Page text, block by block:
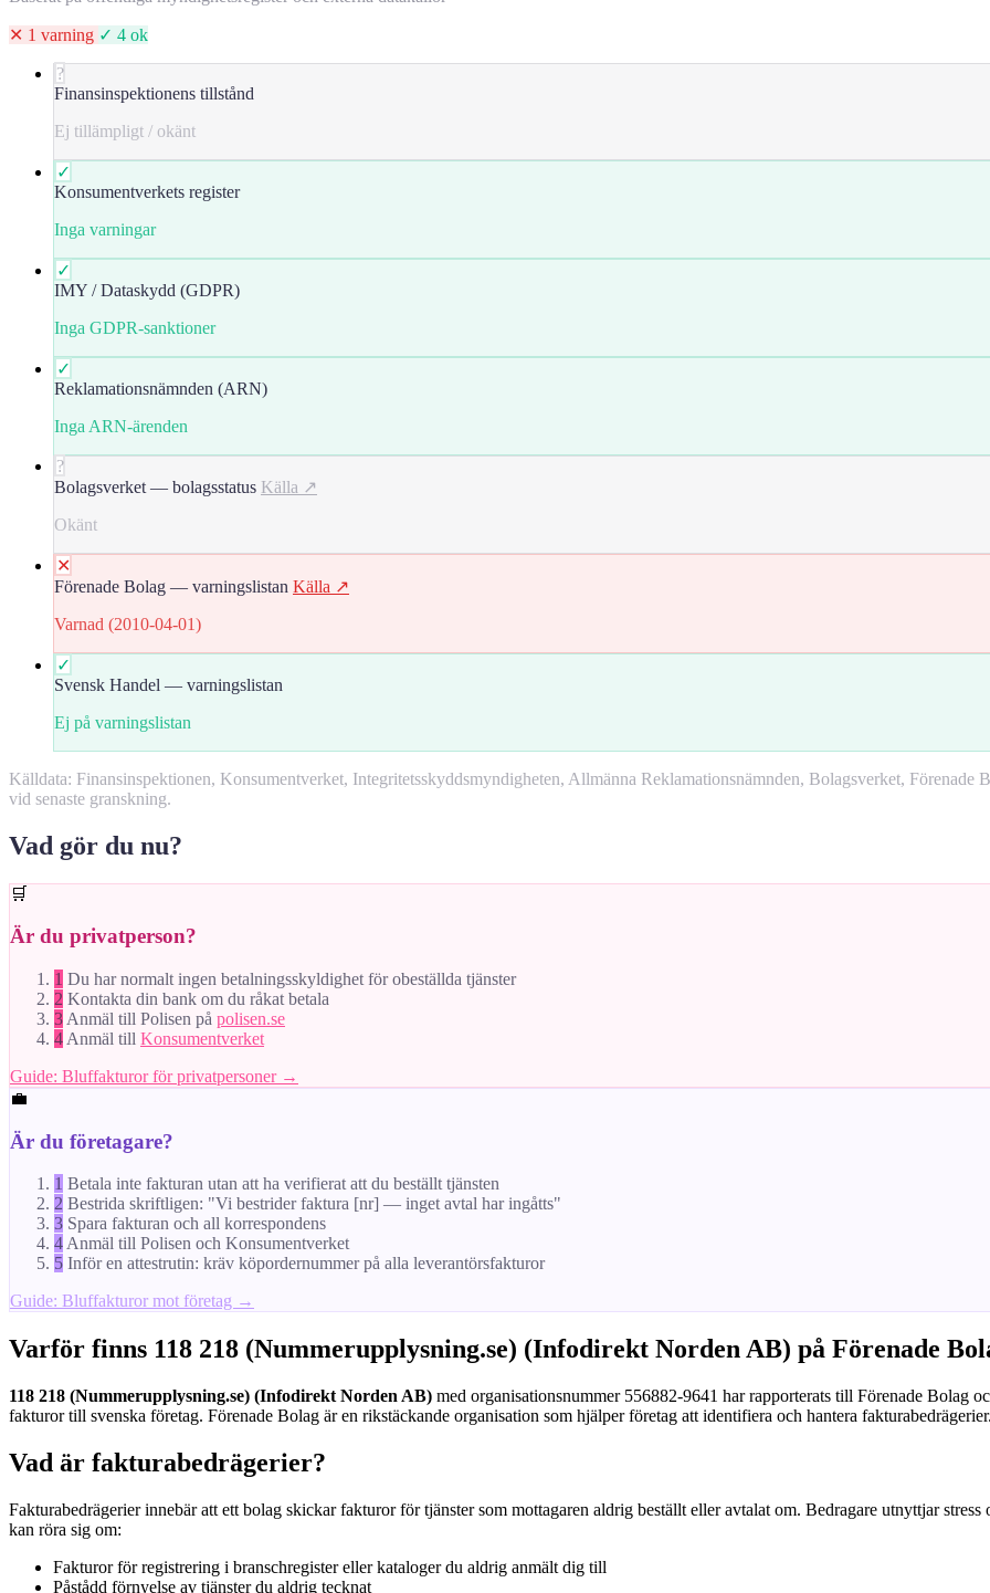
✕ 1 varning ✓ 4 ok
?
Finansinspektionens tillstånd
Ej tillämpligt / okänt
✓
Konsumentverkets register
Inga varningar
✓
IMY / Dataskydd (GDPR)
Inga GDPR-sanktioner
✓
Reklamationsnämnden (ARN)
Inga ARN-ärenden
?
Bolagsverket — bolagsstatus Källa ↗
Okänt
✕
Förenade Bolag — varningslistan Källa ↗
Varnad (2010-04-01)
✓
Svensk Handel — varningslistan
Ej på varningslistan
Källdata: Finansinspektionen, Konsumentverket, Integritetsskyddsmyndigheten, Allmänna Reklamationsnämnden, Bolagsverket, Förenade
vid senaste granskning.
Vad gör du nu?
🛒
Är du privatperson?
1 Du har normalt ingen betalningsskyldighet för obeställda tjänster
2 Kontakta din bank om du råkat betala
3 Anmäl till Polisen på polisen.se
4 Anmäl till Konsumentverket
Guide: Bluffakturor för privatpersoner →
💼
Är du företagare?
1 Betala inte fakturan utan att ha verifierat att du beställt tjänsten
2 Bestrida skriftligen: "Vi bestrider faktura [nr] — inget avtal har ingåtts"
3 Spara fakturan och all korrespondens
4 Anmäl till Polisen och Konsumentverket
5 Inför en attestrutin: kräv köpordernummer på alla leverantörsfakturor
Guide: Bluffakturor mot företag →
Varför finns 118 218 (Nummerupplysning.se) (Infodirekt Norden AB) på Förenade
118 218 (Nummerupplysning.se) (Infodirekt Norden AB) med organisationsnummer 556882-9641 har rapporterats till Förenade Bolag
fakturor till svenska företag. Förenade Bolag är en rikstäckande organisation som hjälper företag att identifiera och hantera fakturabedrägerier.
Vad är fakturabedrägerier?
Fakturabedrägerier innebär att ett bolag skickar fakturor för tjänster som mottagaren aldrig beställt eller avtalat om. Bedragare utnyttjar
kan röra sig om:
Fakturor för registrering i branschregister eller kataloger du aldrig anmält dig till
Påstådd förnyelse av tjänster du aldrig tecknat